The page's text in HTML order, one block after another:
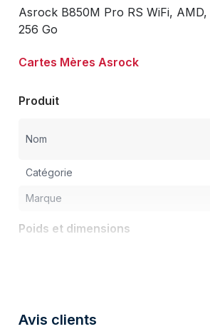
Asrock B850M Pro RS WiFi,
256 Go
Cartes Mères Asrock
Produit
Nom
Catégorie
Marque
Poids et dimensions
Mémoire
Avis clients